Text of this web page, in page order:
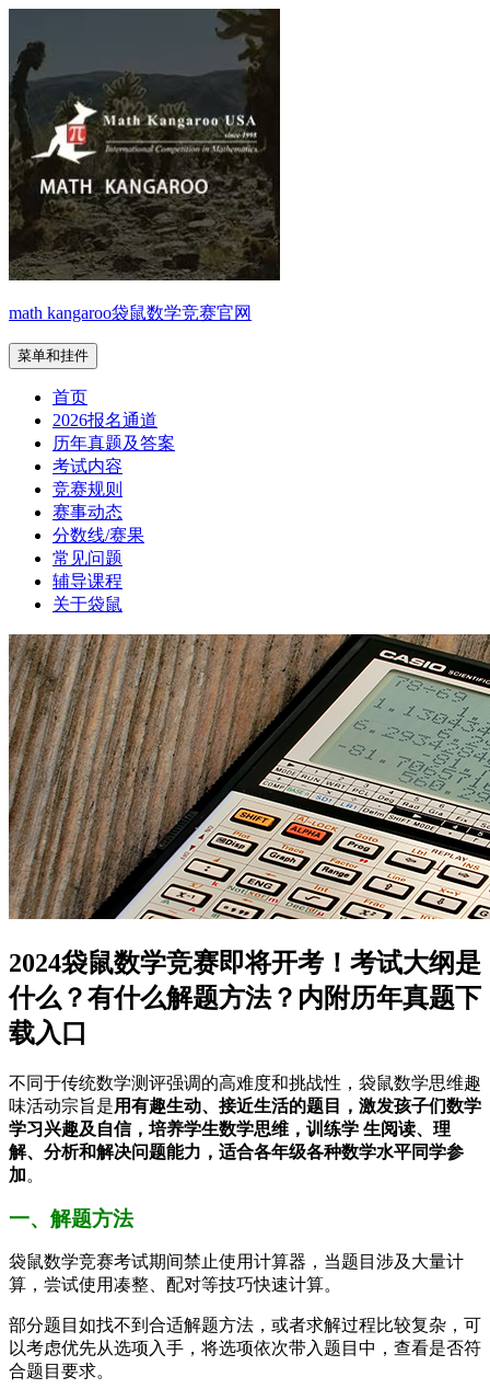
内
容
math kangaroo袋鼠数学竞赛官网
菜单和挂件
首页
2026报名通道
历年真题及答案
考试内容
竞赛规则
赛事动态
分数线/赛果
常见问题
辅导课程
关于袋鼠
2024袋鼠数学竞赛即将开考！考试大纲是
什么？有什么解题方法？内附历年真题下
载入口
不同于传统数学测评强调的高难度和挑战性，袋鼠数学思维趣
味活动宗旨是用有趣生动、接近生活的题目，激发孩子们数学
学习兴趣及自信，培养学生数学思维，训练学 生阅读、理
解、分析和解决问题能力，适合各年级各种数学水平同学参
加。
一、解题方法
袋鼠数学竞赛考试期间禁止使用计算器，当题目涉及大量计
算，尝试使用凑整、配对等技巧快速计算。
部分题目如找不到合适解题方法，或者求解过程比较复杂，可
以考虑优先从选项入手，将选项依次带入题目中，查看是否符
合题目要求。